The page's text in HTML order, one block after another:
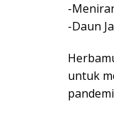
-
-Daun
untuk